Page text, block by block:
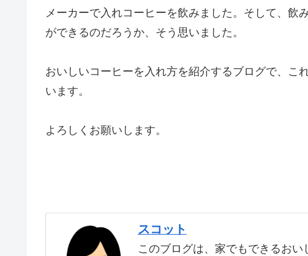
メーカーで入れコーヒーを飲みました。そして、飲
ができるのだろうか、そう思いました。
おいしいコーヒーを入れ方を紹介するブログで、こ
います。
よろしくお願いします。
スコット
このブログは、家でもできるお